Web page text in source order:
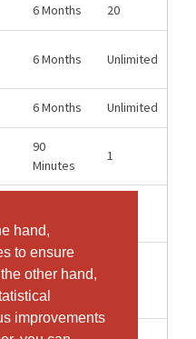
hand,
to ensure
other hand,
improvements
hand,
to ensure
other hand,
improvements
6 Months 20
6 Months Unlimited
6 Months Unlimited
90
Minutes
1
Minutes
21.03.2026
-
21.03.2026